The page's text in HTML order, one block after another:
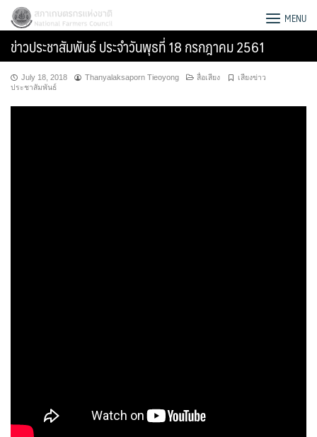
Skip
content
สภาเกษตรกรแห่งชาติ MENU
ข่าวประชาสัมพันธ์ ประจำวันพุธที่ 18 กรกฎาคม 2561
July 18, 2018 Thanyalaksaporn Tieoyong สื่อเสียง
เสียงข่าว
ประชาสัมพันธ์